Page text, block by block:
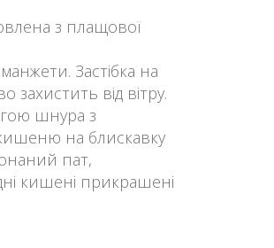
з плащової
Застібка на
від вітру.
шнура з
на блискавку
пат,
кишені прикрашені